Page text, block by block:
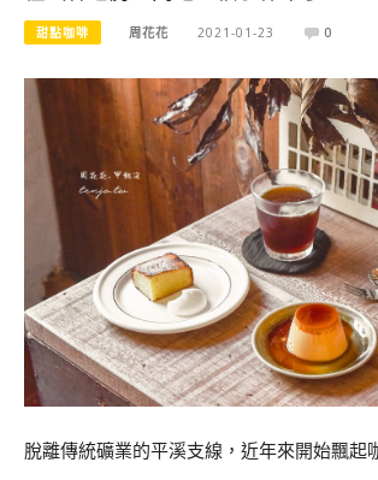
甜點咖啡 周花花 2021-01-23 0
脫離傳統礦業的平溪支線，近年來開始飄起